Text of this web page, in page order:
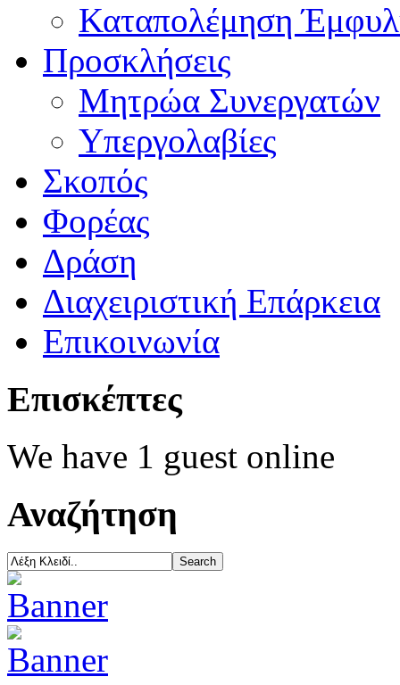
Καταπολέμηση
Προσκλήσεις
Μητρώα Συνεργατών
Υπεργολαβίες
Σκοπός
Φορέας
Δράση
Διαχειριστική Επάρκεια
Επικοινωνία
Επισκέπτες
We have 1 guest online
Αναζήτηση